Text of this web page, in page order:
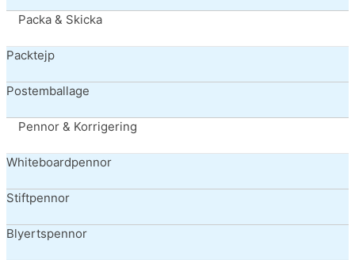
Packa & Skicka
Packtejp
Postemballage
Pennor & Korrigering
Whiteboardpennor
Stiftpennor
Blyertspennor